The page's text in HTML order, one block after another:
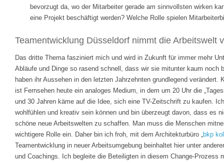
bevorzugt da, wo der Mitarbeiter gerade am sinnvollsten wirken
eine Projekt beschäftigt werden? Welche Rolle spielen
Teamentwicklung Düsseldorf nimmt die Arbeitswelt
Das dritte Thema fasziniert mich und wird in Zukunft für immer mehr
Abläufe und Dinge so rasend schnell, dass wir sie mitunter kaum
haben ihr Aussehen in den letzten Jahrzehnten grundlegend
ist Fernsehen heute ein analoges Medium, in dem um 20 Uhr die
und 30 Jahren käme auf die Idee, sich eine TV-Zeitschrift zu kaufen.
wohlfühlen und kreativ sein können und bin überzeugt davon, dass es
schöne neue Arbeitswelten zu schaffen. Man muss die Menschen
wichtigere Rolle ein. Daher bin ich froh, mit dem Architekturbüro „bkp
Teamentwicklung in neuer Arbeitsumgebung beinhaltet hier unter
und Coachings. Ich begleite die Beteiligten in diesem Change-